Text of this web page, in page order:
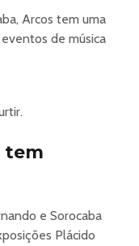
Arcos tem uma
de música
tem
e Sorocaba
Plácido